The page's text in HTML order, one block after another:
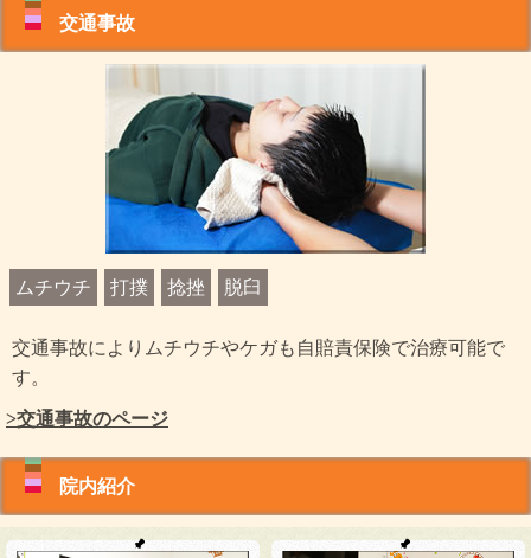
交通事故
ムチウチ 打撲 捻挫 脱臼
交通事故によりムチウチやケガも自賠責保険で治療可能で
す。
>交通事故のページ
院内紹介